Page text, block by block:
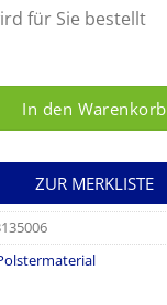
für Sie bestellt
In den Warenkorb
ZUR MERKLISTE